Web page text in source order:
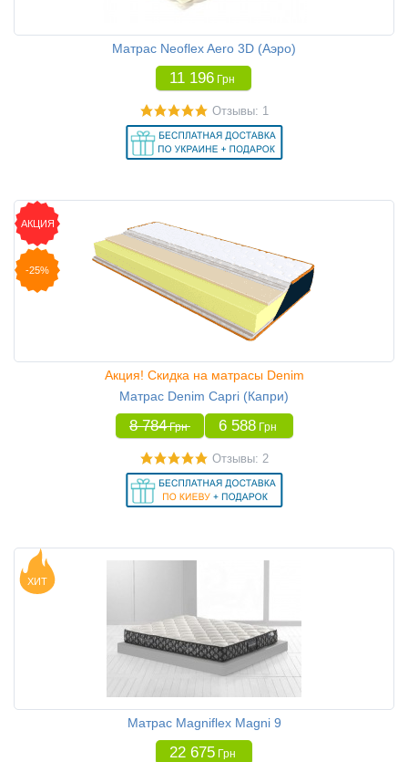
Матрас Neoflex Aero 3D (Аэро)
11 196 Грн
Отзывы: 1
АКЦИЯ
-25%
Акция! Скидка на матрасы Denim
Матрас Denim Capri (Капри)
8 784 Грн 6 588 Грн
Отзывы: 2
ХИТ
Матрас Magniflex Magni 9
22 675 Грн